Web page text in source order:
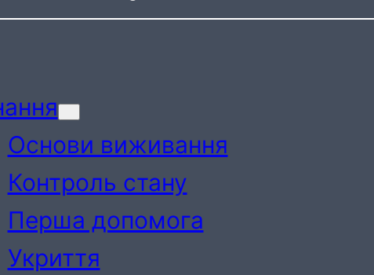
Основи виживання
Контроль стану
Перша допомога
Укриття